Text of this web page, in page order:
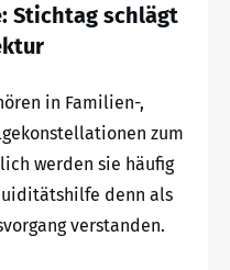
Stichtag schlägt
in Familien-,
zum
werden sie häufig
denn als
verstanden.